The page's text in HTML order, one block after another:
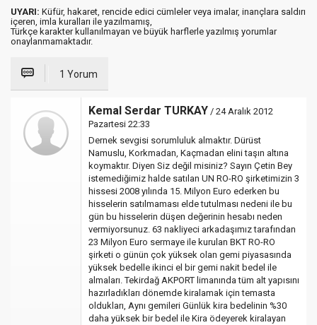
UYARI: Küfür, hakaret, rencide edici cümleler veya imalar, inançlara saldırı
içeren, imla kuralları ile yazılmamış,
Türkçe karakter kullanılmayan ve büyük harflerle yazılmış yorumlar
onaylanmamaktadır.
1 Yorum
Kemal Serdar TURKAY / 24 Aralık 2012
Pazartesi 22:33
Dernek sevgisi sorumluluk almaktır. Dürüst
Namuslu, Korkmadan, Kaçmadan elini taşın altına
koymaktır. Diyen Siz değil misiniz? Sayın Çetin Bey
istemediğimiz halde satılan UN RO-RO şirketimizin 3
hissesi 2008 yılında 15. Milyon Euro ederken bu
hisselerin satılmaması elde tutulması nedeni ile bu
gün bu hisselerin düşen değerinin hesabı neden
vermiyorsunuz. 63 nakliyeci arkadaşımız tarafından
23 Milyon Euro sermaye ile kurulan BKT RO-RO
şirketi o günün çok yüksek olan gemi piyasasında
yüksek bedelle ikinci el bir gemi nakit bedel ile
almaları. Tekirdağ AKPORT limanında tüm alt yapısını
hazırladıkları dönemde kiralamak için temasta
oldukları, Aynı gemileri Günlük kira bedelinin %30
daha yüksek bir bedel ile Kira ödeyerek kiralayan